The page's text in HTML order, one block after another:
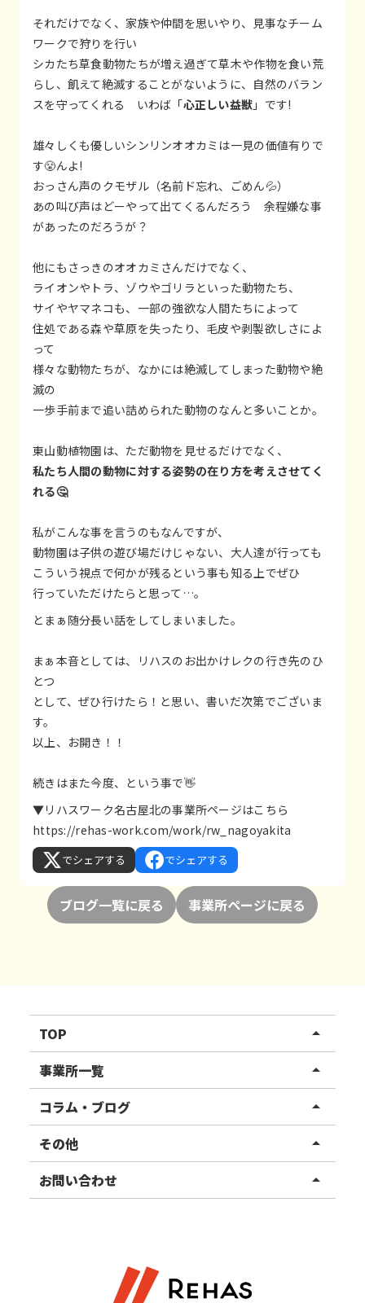
それだけでなく、家族や仲間を思いやり、見事なチーム
ワークで狩りを行い
シカたち草食動物たちが増え過ぎて草木や作物を食い荒
らし、飢えて絶滅することがないように、自然のバラン
スを守ってくれる いわば「心正しい益獣 」です!
雄々しくも優しいシンリンオオカミは一見の価値有りで
す😤んよ!
おっさん声のクモザル（名前ド忘れ、ごめん💦）
あの叫び声はどーやって出てくるんだろう 余程嫌な事
があったのだろうが？
他にもさっきのオオカミさんだけでなく、
ライオンやトラ、ゾウやゴリラといった動物たち、
サイやヤマネコも、一部の強欲な人間たちによって
住処である森や草原を失ったり、毛皮や剥製欲しさによ
って
様々な動物たちが、なかには絶滅してしまった動物や絶
滅の
一歩手前まで追い詰められた動物のなんと多いことか。
東山動植物園は、ただ動物を見せるだけでなく、
私たち人間の動物に対する姿勢の在り方を考えさせてく
れる🤔
私がこんな事を言うのもなんですが、
動物園は子供の遊び場だけじゃない、大人達が行っても
こういう視点で何かが残るという事も知る上でぜひ
行っていただけたらと思って…。
とまぁ随分長い話をしてしまいました。
まぁ本音としては、リハスのお出かけレクの行き先のひ
とつ
として、ぜひ行けたら！と思い、書いだ次第でございま
す。
以上、お開き！！
続きはまた今度、という事で👋
▼リハスワーク名古屋北の事業所ページはこちら
https://rehas-work.com/work/rw_nagoyakita
でシェアする でシェアする
ブログ一覧に戻る 事業所ページに戻る
TOP arrow_drop_up
リハスワーク
リハスファーム
事業所一覧 arrow_drop_up
関東エリア
東北エリア
甲信越エリア
コラム・ブログ arrow_drop_up
事業所ブログ
ご利用者様の声
その他 arrow_drop_up
お知らせ
お問い合わせ arrow_drop_up